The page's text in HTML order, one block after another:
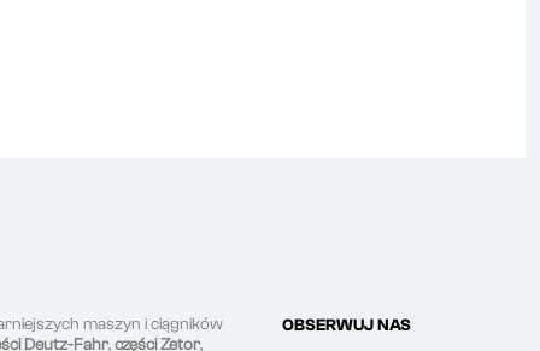
maszyn i ciągników
Deutz-Fahr,części Zetor,
OBSERWUJ NAS